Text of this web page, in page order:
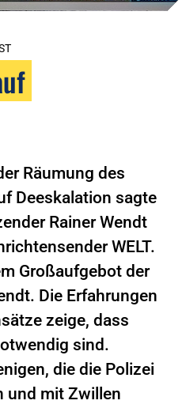
Räumung des
Deeskalation sagte
Rainer Wendt
WELT.
Großaufgebot der
Die Erfahrungen
zeige, dass
sind.
die die Polizei
und mit Zwillen